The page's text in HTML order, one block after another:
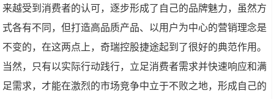
来越受到消费者的认可，逐步形成了自己的品牌魅力，虽然方
式各有不同，但打造高品质产品、以用户为中心的营销理念是
不变的，在这两点上，奇瑞控股捷途起到了很好的典范作用。
当然，只有以实际行动践行，立足消费者需求并快速响应和满
足需求，才能在激烈的市场竞争中立于不败之地，形成自己的